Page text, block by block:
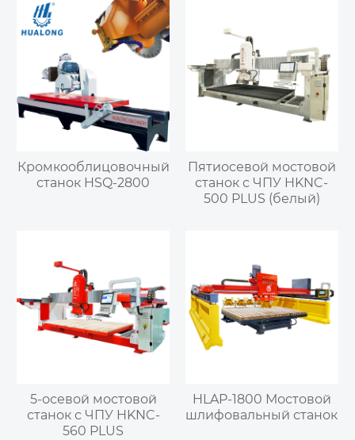
Кромкооблицовочный
станок HSQ-2800
Пятиосевой мостовой
станок с ЧПУ HKNC-
500 PLUS (белый)
5-осевой мостовой
станок с ЧПУ HKNC-
560 PLUS
HLAP-1800 Мостовой
шлифовальный станок